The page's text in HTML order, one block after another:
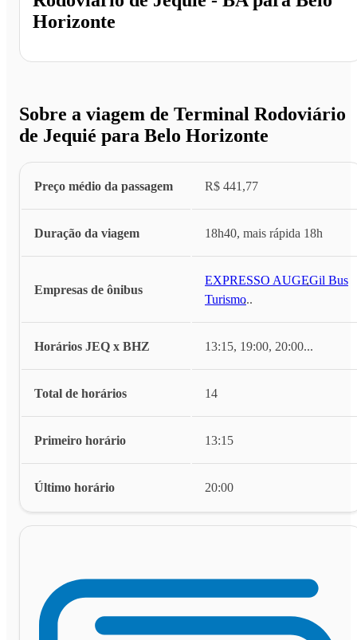
Horizonte
Sobre a viagem de Terminal Rodoviário
de Jequié para Belo Horizonte
Preço médio da passagem R$ 441,77
Duração da viagem 18h40, mais rápida 18h
Empresas de ônibus
EXPRESSO AUGE,Gil Bus
Turismo...
Horários JEQ x BHZ 13:15, 19:00, 20:00...
Total de horários 14
Primeiro horário 13:15
Último horário 20:00